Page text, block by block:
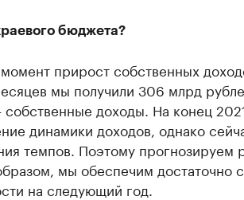
бюджета?
прирост собственных
мы получили 306 млрд
доходы. На конец
динамики доходов, однако
темпов. Поэтому прогнозируем
мы обеспечим достаточно
на следующий год.